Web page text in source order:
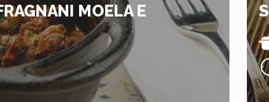
MOELA E